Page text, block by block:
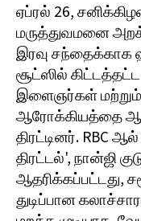
ஏப்ரல் 26,
மருத்துவமனை
இரவு
சூட்ஸில் கிட்டத்தட்ட
இளைஞர்கள்
ஆரோக்கியத்தை
திரட்டினர். RBC
திரட்டல்', நான்ஜி
ஆதரிக்கப்பட்டது,
துடிப்பான